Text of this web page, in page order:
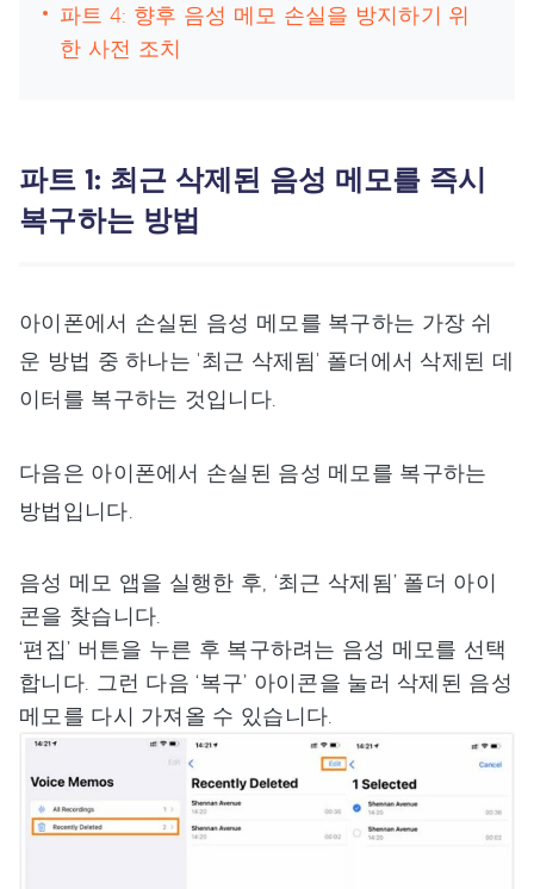
파트 4: 향후 음성 메모 손실을 방지하기 위
한 사전 조치
파트 1: 최근 삭제된 음성 메모를 즉시
복구하는 방법
아이폰에서 손실된 음성 메모를 복구하는 가장 쉬
운 방법 중 하나는 '최근 삭제됨' 폴더에서 삭제된 데
이터를 복구하는 것입니다.
다음은 아이폰에서 손실된 음성 메모를 복구하는
방법입니다.
음성 메모 앱을 실행한 후, ‘최근 삭제됨’ 폴더 아이
콘을 찾습니다.
‘편집’ 버튼을 누른 후 복구하려는 음성 메모를 선택
합니다. 그런 다음 ‘복구’ 아이콘을 눌러 삭제된 음성
메모를 다시 가져올 수 있습니다.